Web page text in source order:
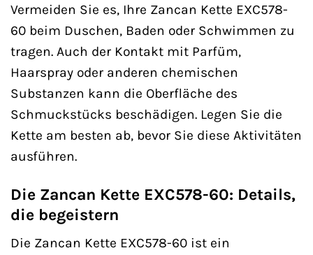
Vermeiden Sie es, Ihre Zancan Kette EXC578-
60 beim Duschen, Baden oder Schwimmen zu
tragen. Auch der Kontakt mit Parfüm,
Haarspray oder anderen chemischen
Substanzen kann die Oberfläche des
Schmuckstücks beschädigen. Legen Sie die
Kette am besten ab, bevor Sie diese Aktivitäten
ausführen.
Die Zancan Kette EXC578-60: Details,
die begeistern
Die Zancan Kette EXC578-60 ist ein